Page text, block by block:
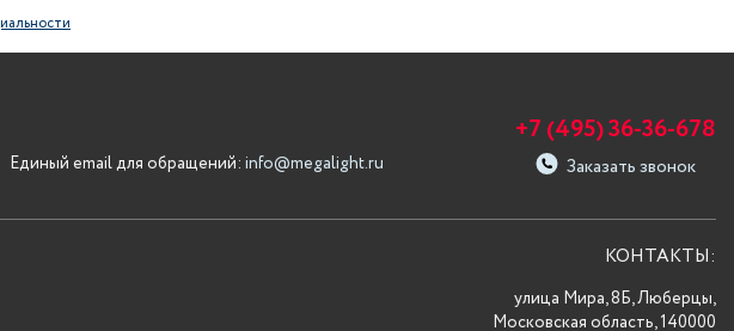
Единый email для обращений: info@megalight.ru
+7 (495) 36-36-678
Заказать звонок
КОНТАКТЫ:
улица Мира, 8Б, Люберцы,
Московская область, 140000